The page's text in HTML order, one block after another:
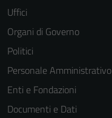
Uffici
Organi di Governo
Politici
Personale Amministrativo
Enti e Fondazioni
Documenti e Dati